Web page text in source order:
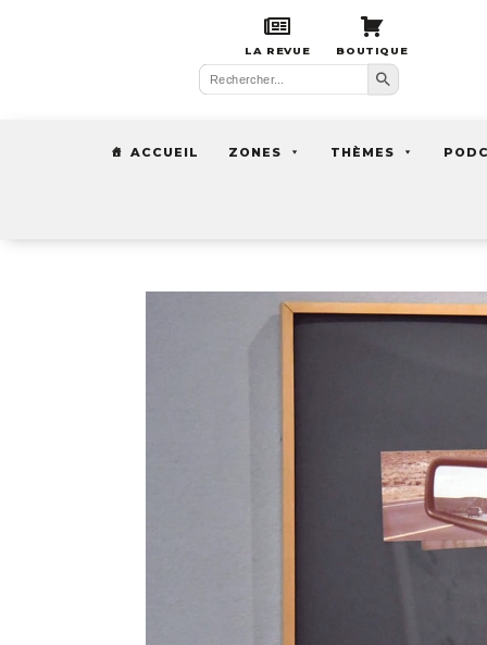
LA REVUE BOUTIQUE
Search
for:
Search Button
ACCUEIL ZONES THÈMES